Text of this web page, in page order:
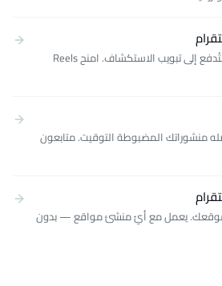
Reels تحتاج زخمًا ابتدائيًّا قويًّا لتُدفع إلى تبويب الاستكشاف. امنح Reels
منشوراتك المضبوطة التوقيت. متابعون
يعمل مع أيّ منشئ مواقع — بدون